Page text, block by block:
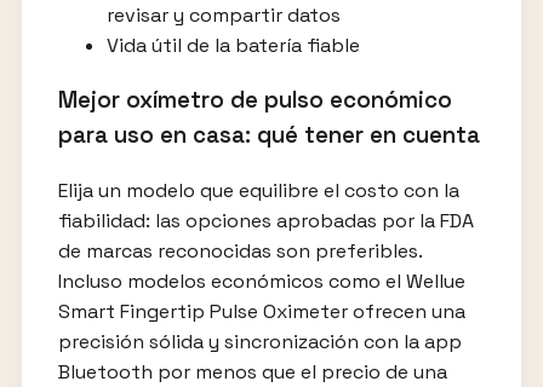
revisar y compartir datos
Vida útil de la batería fiable
Mejor oxímetro de pulso económico
para uso en casa: qué tener en cuenta
Elija un modelo que equilibre el costo con la
fiabilidad: las opciones aprobadas por la FDA
de marcas reconocidas son preferibles.
Incluso modelos económicos como el Wellue
Smart Fingertip Pulse Oximeter ofrecen una
precisión sólida y sincronización con la app
Bluetooth por menos que el precio de una